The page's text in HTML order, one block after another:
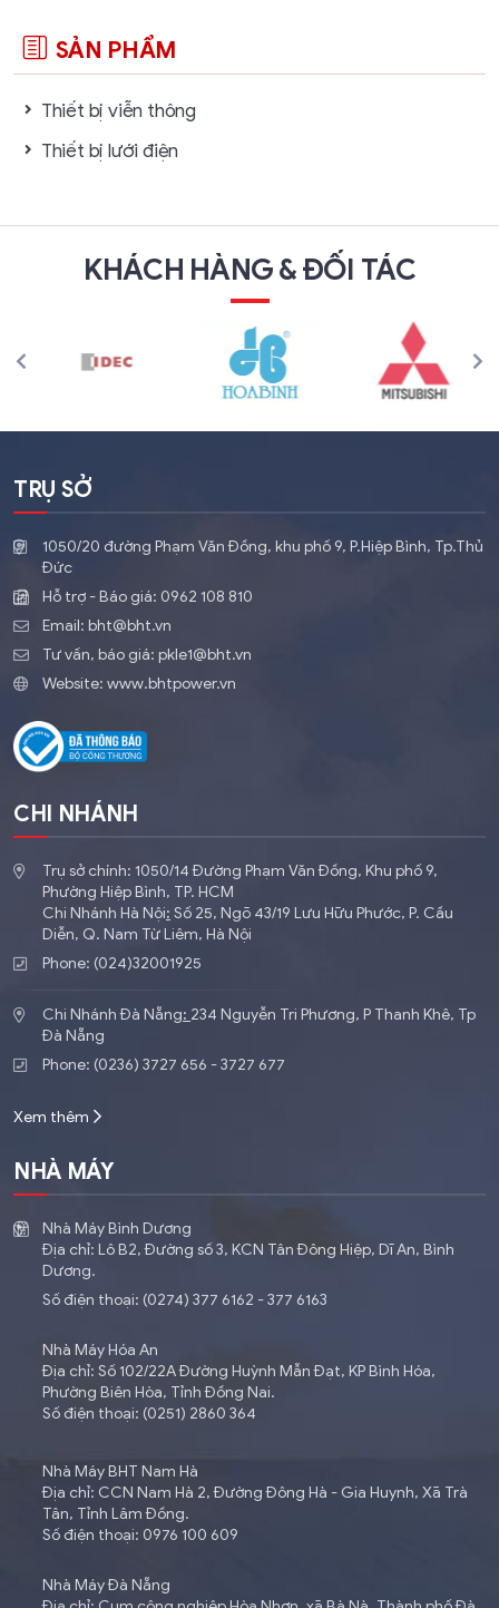
SẢN PHẨM
Thiết bị viễn thông
Thiết bị lưới điện
KHÁCH HÀNG & ĐỐI TÁC
TRỤ SỞ
1050/20 đường Phạm Văn Đồng, khu phố 9, P.Hiệp Bình, Tp.Thủ
Đức
Hỗ trợ - Báo giá: 0962 108 810
Email: bht@bht.vn
Tư vấn, báo giá: pkle1@bht.vn
Website: www.bhtpower.vn
CHI NHÁNH
Trụ sở chính: 1050/14 Đường Phạm Văn Đồng, Khu phố 9,
Phường Hiệp Bình, TP. HCM
Chi Nhánh Hà Nội: ​Số 25, Ngõ 43/19 Lưu Hữu Phước, P. Cầu
Diễn, Q. Nam Từ Liêm, Hà Nội
Phone: (024)32001925
Chi Nhánh Đà Nẵng: 234 Nguyễn Tri Phương, P Thanh Khê, Tp
Đà Nẵng
Phone: (0236) 3727 656 - 3727 677
Xem thêm
NHÀ MÁY
Nhà Máy Bình Dương
Địa chỉ: Lô B2, Đường số 3, KCN Tân Đông Hiệp, Dĩ An, Bình
Dương.
Số điện thoại: (0274) 377 6162 - 377 6163
Nhà Máy Hóa An
Địa chỉ: Số 102/22A Đường Huỳnh Mẫn Đạt, KP Bình Hóa,
Phường Biên Hòa, Tỉnh Đồng Nai.
Số điện thoại: (0251) 2860 364
Nhà Máy BHT Nam Hà
Địa chỉ: CCN Nam Hà 2, Đường Đông Hà - Gia Huynh, Xã Trà
Tân, Tỉnh Lâm Đồng.
Số điện thoại: 0976 100 609
Nhà Máy Đà Nẵng